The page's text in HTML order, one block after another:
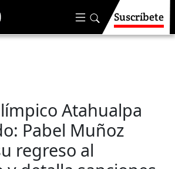
Suscríbete
Atahualpa
Pabel Muñoz
regreso al